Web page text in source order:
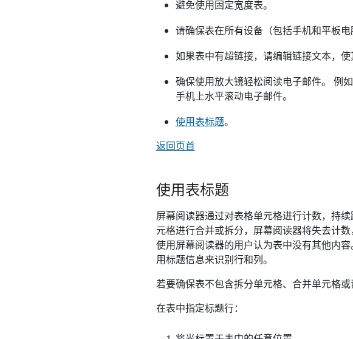
避免使用固定宽度表。
请确保表在所有设备（包括手机和平板电
如果表中有超链接，请编辑链接文本，使
确保使用放大镜轻松阅读电子邮件。 例
手机上水平滚动电子邮件。
使用表标题。
返回页首
使用表标题
屏幕阅读器通过对表格单元格进行计数，持
元格进行合并或拆分，屏幕阅读器将失去计
使用屏幕阅读器的用户认为表中没有其他内
用标题信息来识别行和列。
若要确保表不包含拆分单元格、合并单元格
在表中指定标题行：